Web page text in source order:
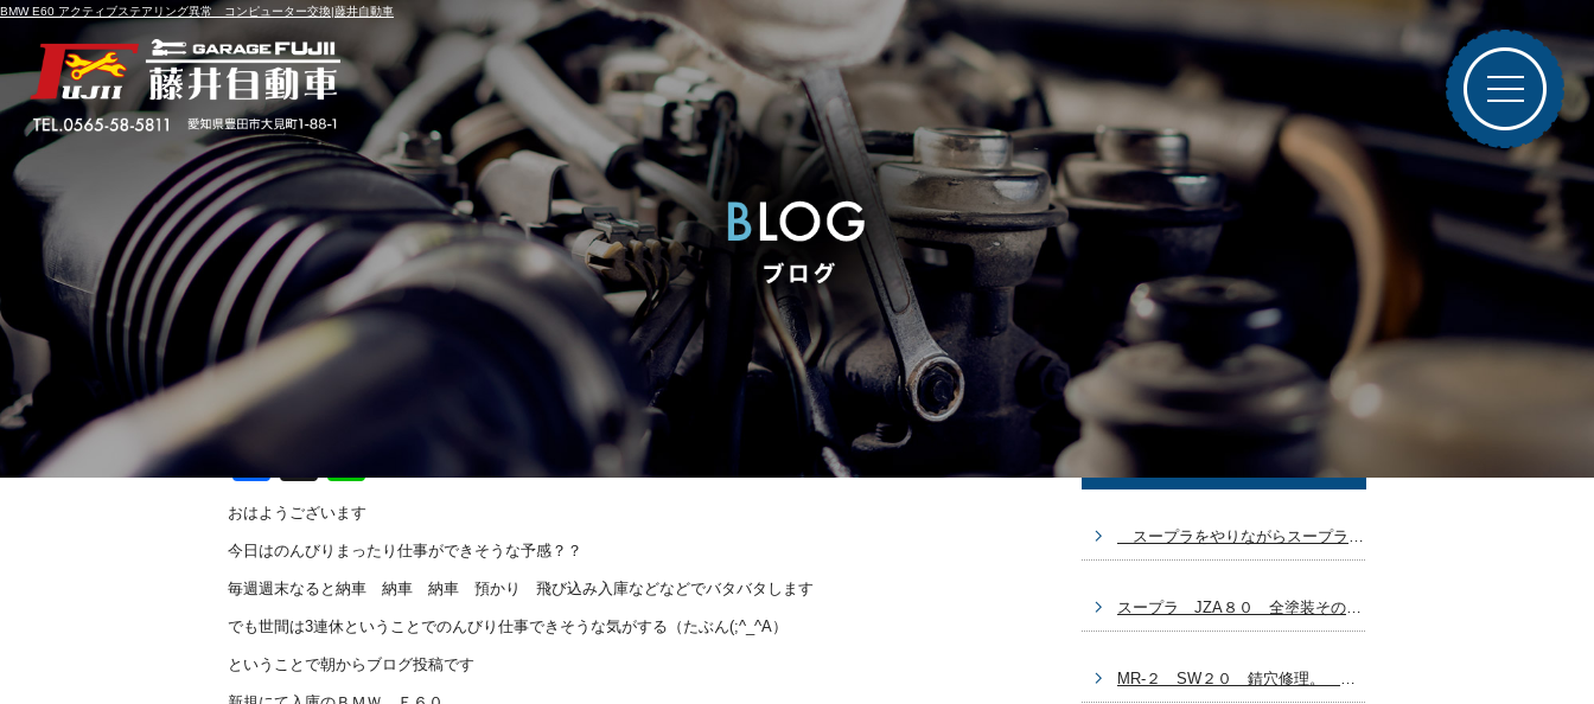
BMW E60 アクティブステアリング異常 コンピューター交換|藤井自動車
BMW E60 アクティブステアリング異常 コンピューター交換
投稿日
F
a
c
e
b
o
o
e
おはようございます
今日はのんびりまったり仕事ができそうな予感？？
毎週週末なると納車 納車 納車 預かり 飛び込み入庫などなどでバタバタします
でも世間は3連休ということでのんびり仕事できそうな気がする（たぶん(;^_^A）
ということで朝からブログ投稿です
スープラをやりながらスープラ？ 自分の車どうする？ 豊田市 板金塗装
スープラ JZA８０ 全塗装その７ ラリージャパン終わっちゃった 豊田市 板金塗装
MR-２ SW２０ 錆穴修理。 ラリージャパン始まりましたね～。 豊田市 板金塗装